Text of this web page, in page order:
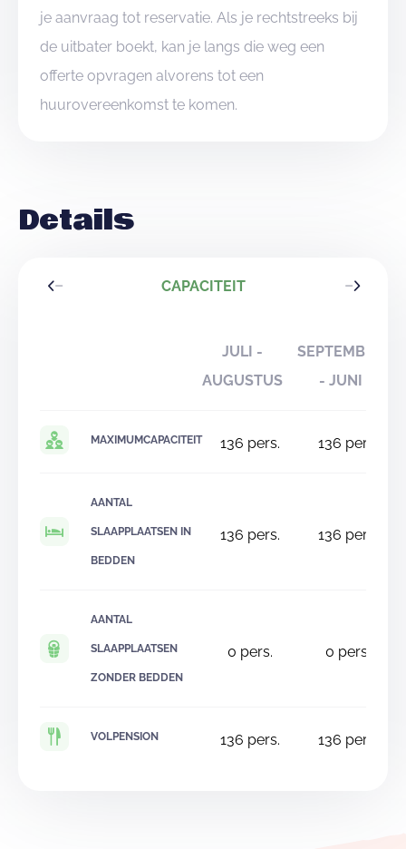
je aanvraag tot reservatie. Als je rechtstreeks bij
de uitbater boekt, kan je langs die weg een
offerte opvragen alvorens tot een
huurovereenkomst te komen.
Details
CAPACITEIT
JULI -
AUGUSTUS
SEPTEMBER
- JUNI
MAXIMUMCAPACITEIT 136 pers. 136 pers.
AANTAL
SLAAPPLAATSEN IN
BEDDEN
136 pers. 136 pers.
AANTAL
SLAAPPLAATSEN
ZONDER BEDDEN
0 pers. 0 pers.
VOLPENSION 136 pers. 136 pers.